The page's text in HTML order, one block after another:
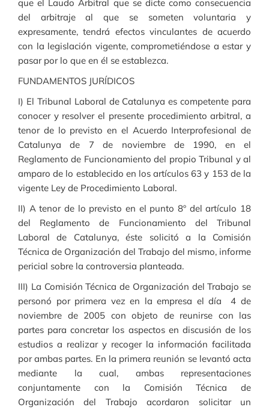
que el Laudo Arbitral que se dicte como consecuencia
del arbitraje al que se someten voluntaria y
expresamente, tendrá efectos vinculantes de acuerdo
con la legislación vigente, comprometiéndose a estar y
pasar por lo que en él se establezca.
FUNDAMENTOS JURÍDICOS
I) El Tribunal Laboral de Catalunya es competente para
conocer y resolver el presente procedimiento arbitral, a
tenor de lo previsto en el Acuerdo Interprofesional de
Catalunya de 7 de noviembre de 1990, en el
Reglamento de Funcionamiento del propio Tribunal y al
amparo de lo establecido en los artículos 63 y 153 de la
vigente Ley de Procedimiento Laboral.
II) A tenor de lo previsto en el punto 8º del artículo 18
del Reglamento de Funcionamiento del Tribunal
Laboral de Catalunya, éste solicitó a la Comisión
Técnica de Organización del Trabajo del mismo, informe
pericial sobre la controversia planteada.
III) La Comisión Técnica de Organización del Trabajo se
personó por primera vez en la empresa el día 4 de
noviembre de 2005 con objeto de reunirse con las
partes para concretar los aspectos en discusión de los
estudios a realizar y recoger la información facilitada
por ambas partes. En la primera reunión se levantó acta
mediante la cual, ambas representaciones
conjuntamente con la Comisión Técnica de
Organización del Trabajo acordaron solicitar un